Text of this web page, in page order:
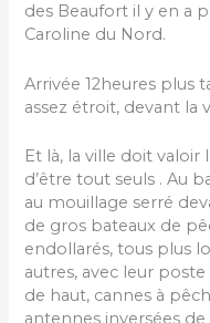
des Beaufort il y en a
Caroline du Nord.
Arrivée 12heures plus
assez étroit, devant la
Et là, la ville doit
d’être tout seuls . Au
au mouillage serré
de gros bateaux de
endollarés, tous plus
autres, avec leur
de haut, cannes à
antennes inversées